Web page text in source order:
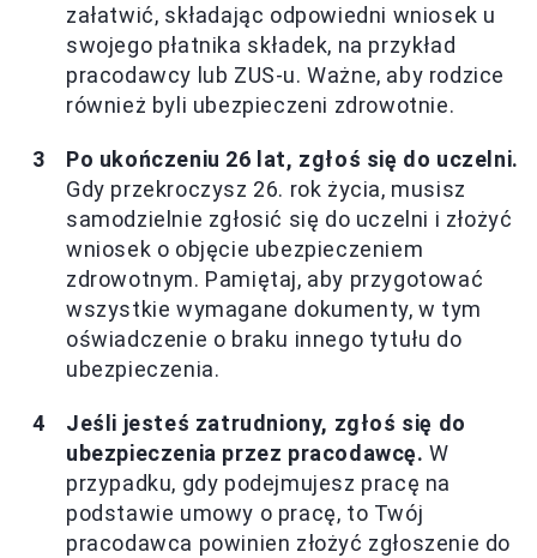
załatwić, składając odpowiedni wniosek u
swojego płatnika składek, na przykład
pracodawcy lub ZUS-u. Ważne, aby rodzice
również byli ubezpieczeni zdrowotnie.
Po ukończeniu 26 lat, zgłoś się do uczelni.
Gdy przekroczysz 26. rok życia, musisz
samodzielnie zgłosić się do uczelni i złożyć
wniosek o objęcie ubezpieczeniem
zdrowotnym. Pamiętaj, aby przygotować
wszystkie wymagane dokumenty, w tym
oświadczenie o braku innego tytułu do
ubezpieczenia.
Jeśli jesteś zatrudniony, zgłoś się do
ubezpieczenia przez pracodawcę. W
przypadku, gdy podejmujesz pracę na
podstawie umowy o pracę, to Twój
pracodawca powinien złożyć zgłoszenie do